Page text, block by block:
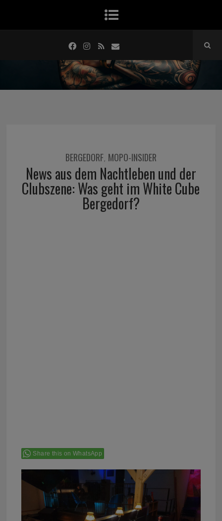
BERGEDORF, MOPO-INSIDER
News aus dem Nachtleben und der
Clubszene: Was geht im White Cube
Bergedorf?
Share this on WhatsApp